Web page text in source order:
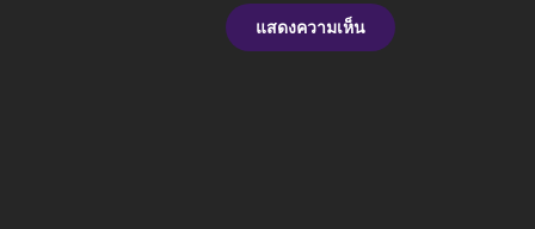
5 พฤษภาคม 2024